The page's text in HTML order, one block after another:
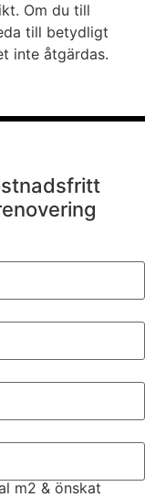
Om du till
till betydligt
inte åtgärdas.
m2 & önskat